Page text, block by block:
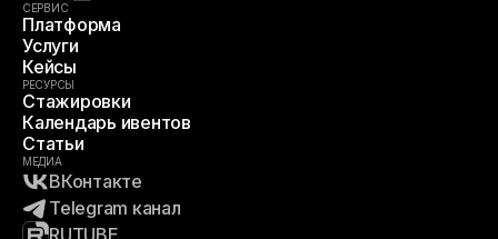
СЕРВИС
Платформа
Услуги
Кейсы
РЕСУРСЫ
Стажировки
Календарь ивентов
Статьи
МЕДИА
ВКонтакте
Telegram канал
RUTUBE